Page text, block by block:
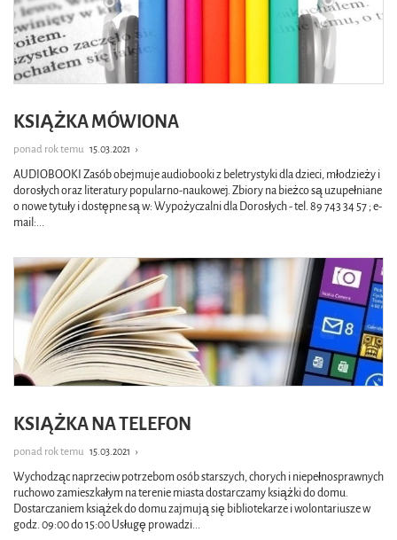
KSIĄŻKA MÓWIONA
ponad rok temu 15.03.2021 ›
AUDIOBOOKI Zasób obejmuje audiobooki z beletrystyki dla dzieci, młodzieży i
dorosłych oraz literatury popularno-naukowej. Zbiory na bieżco są uzupełniane
o nowe tytuły i dostępne są w: Wypożyczalni dla Dorosłych - tel. 89 743 34 57 ; e-
mail:
KSIĄŻKA NA TELEFON
ponad rok temu 15.03.2021 ›
Wychodząc naprzeciw potrzebom osób starszych, chorych i niepełnosprawnych
ruchowo zamieszkałym na terenie miasta dostarczamy książki do domu.
Dostarczaniem książek do domu zajmują się bibliotekarze i wolontariusze w
godz. 09:00 do 15:00 Usługę prowadzi...